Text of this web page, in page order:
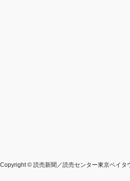
Copyright © 読売新聞／読売センター東京ベイタ